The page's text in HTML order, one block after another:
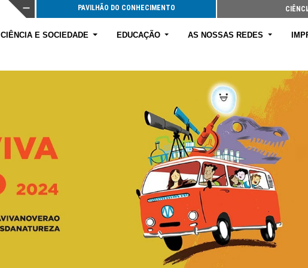
PAVILHÃO DO CONHECIMENTO
CIÊNCIA E SOCIEDADE EDUCAÇÃO AS NOSSAS REDES